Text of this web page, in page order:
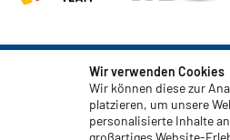
AGB
Wir verwenden Cookies
Wir können diese zur
platzieren, um unsere
personalisierte Inhalte
großartiges Website-